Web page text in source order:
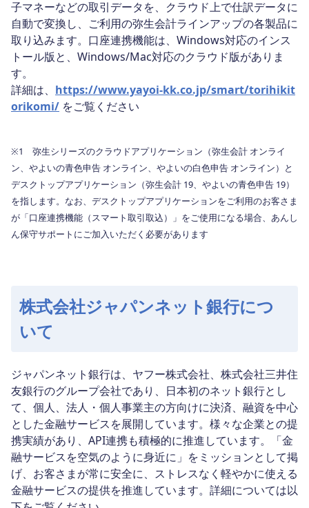
子マネーなどの取引データを、クラウド上で仕訳データに
自動で変換し、ご利用の弥生会計ラインアップの各製品に
取り込みます。口座連携機能は、Windows対応のインス
トール版と、Windows/Mac対応のクラウド版がありま
す。
詳細は、 https://www.yayoi-kk.co.jp/smart/torihikit
orikomi/ をご覧ください
※1 弥生シリーズのクラウドアプリケーション（弥生会計 オンライ
ン、やよいの青色申告 オンライン、やよいの白色申告 オンライン）と
デスクトップアプリケーション（弥生会計 19、やよいの青色申告 19）
を指します。なお、デスクトップアプリケーションをご利用のお客さま
が「口座連携機能（スマート取引取込）」をご使用になる場合、あんし
ん保守サポートにご加入いただく必要があります
株式会社ジャパンネット銀行につ
いて
ジャパンネット銀行は、ヤフー株式会社、株式会社三井住
友銀行のグループ会社であり、日本初のネット銀行とし
て、個人、法人・個人事業主の方向けに決済、融資を中心
とした金融サービスを展開しています。様々な企業との提
携実績があり、API連携も積極的に推進しています。「金
融サービスを空気のように身近に」をミッションとして掲
げ、お客さまが常に安全に、ストレスなく軽やかに使える
金融サービスの提供を推進しています。詳細については以